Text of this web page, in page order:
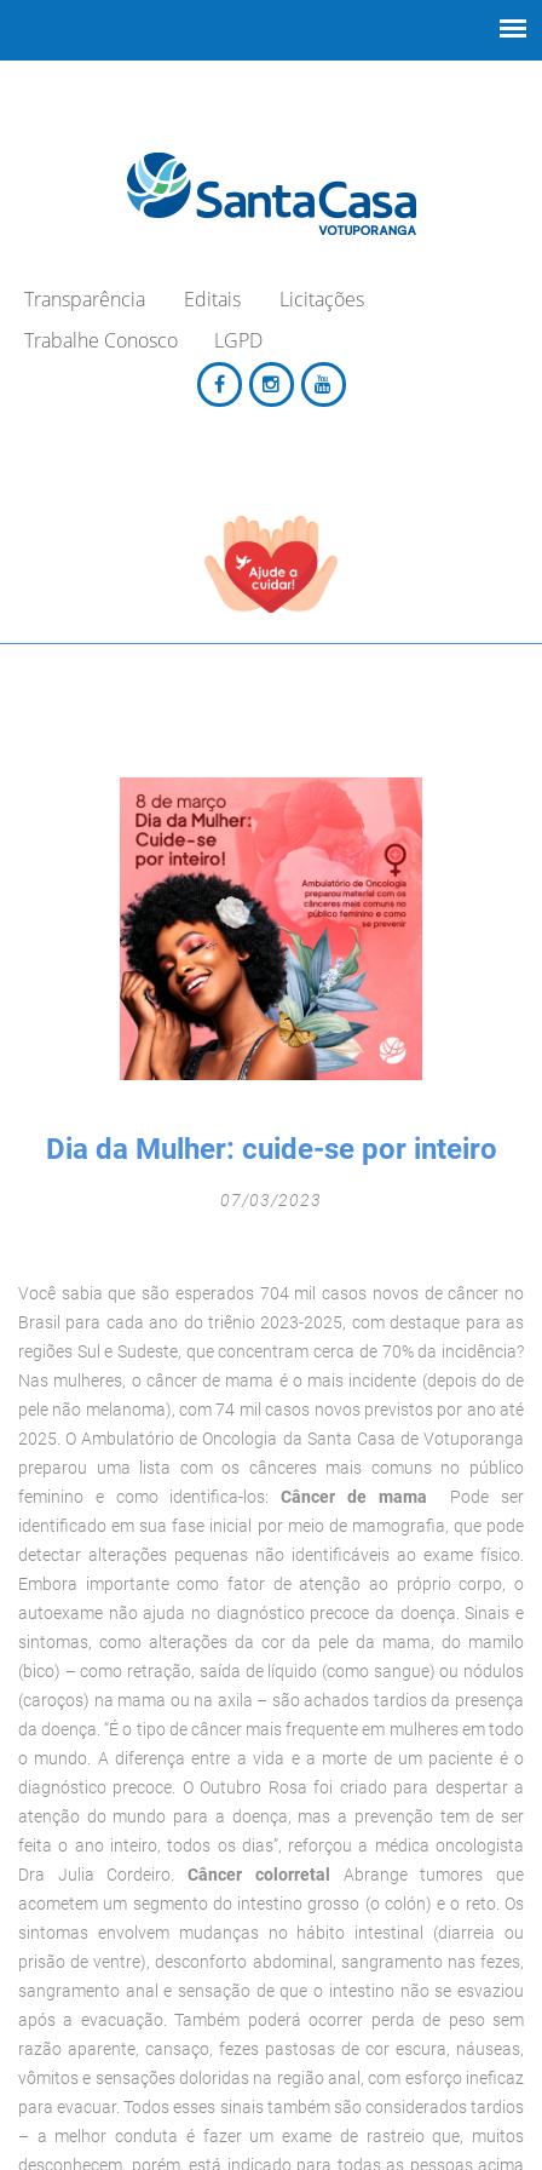
Transparência Editais
Licitações
Trabalhe Conosco
LGPD
TODOS OS CAMPOS SÃO OBRIGATÓRIOS.
Dia da Mulher: cuide-se por inteiro
07/03/2023
Você sabia que são esperados 704 mil casos novos de câncer no
Brasil para cada ano do triênio 2023-2025, com destaque para as
regiões Sul e Sudeste, que concentram cerca de 70% da incidência?
Nas mulheres, o câncer de mama é o mais incidente (depois do de
pele não melanoma), com 74 mil casos novos previstos por ano até
2025. O Ambulatório de Oncologia da Santa Casa de Votuporanga
preparou uma lista com os cânceres mais comuns no público
feminino e como identifica-los:Câncer de mama
Pode ser
identificado em sua fase inicial por meio de mamografia, que pode
detectar alterações pequenas não identificáveis ao exame físico.
Embora importante como fator de atenção ao próprio corpo, o
autoexame não ajuda no diagnóstico precoce da doença. Sinais e
sintomas, como alterações da cor da pele da mama, do mamilo
(bico) – como retração, saída de líquido (como sangue) ou nódulos
(caroços) na mama ou na axila – são achados tardios da presença
da doença. “É o tipo de câncer mais frequente em mulheres em todo
o mundo. A diferença entre a vida e a morte de um paciente é o
diagnóstico precoce. O Outubro Rosa foi criado para despertar a
atenção do mundo para a doença, mas a prevenção tem de ser
feita o ano inteiro, todos os dias”, reforçou a médica oncologista
Dra Julia Cordeiro.Câncer colorretal Abrange tumores que
acometem um segmento do intestino grosso (o colón) e o reto. Os
sintomas envolvem mudanças no hábito intestinal (diarreia ou
prisão de ventre), desconforto abdominal, sangramento nas fezes,
sangramento anal e sensação de que o intestino não se esvaziou
após a evacuação. Também poderá ocorrer perda de peso sem
razão aparente, cansaço, fezes pastosas de cor escura, náuseas,
vômitos e sensações doloridas na região anal, com esforço ineficaz
para evacuar. Todos esses sinais também são considerados tardios
– a melhor conduta é fazer um exame de rastreio que, muitos
desconhecem, porém, está indicado para todas as pessoas acima